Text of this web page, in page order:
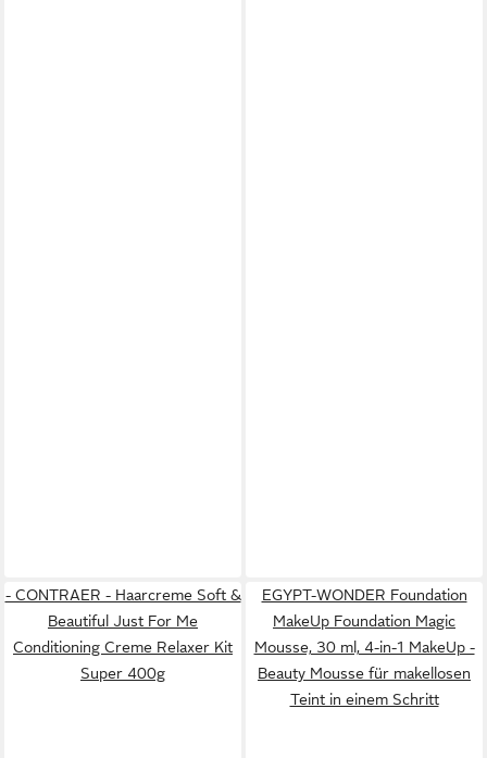
- CONTRAER - Haarcreme Soft &
Beautiful Just For Me
Conditioning Creme Relaxer Kit
Super 400g
EGYPT-WONDER Foundation
MakeUp Foundation Magic
Mousse, 30 ml, 4-in-1 MakeUp -
Beauty Mousse für makellosen
Teint in einem Schritt